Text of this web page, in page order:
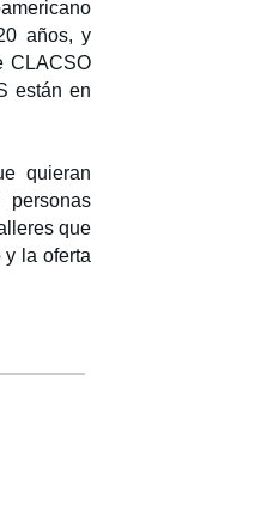
años, y
CLACSO
están en
quieran
que
y la oferta